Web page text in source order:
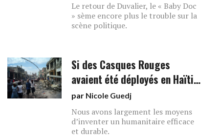
Le retour de Duvalier, le « Baby Doc
» sème encore plus le trouble sur la
scène politique.
Si des Casques Rouges
avaient été déployés en Haïti…
par Nicole Guedj
Nous avons largement les moyens
d’inventer un humanitaire efficace
et durable.